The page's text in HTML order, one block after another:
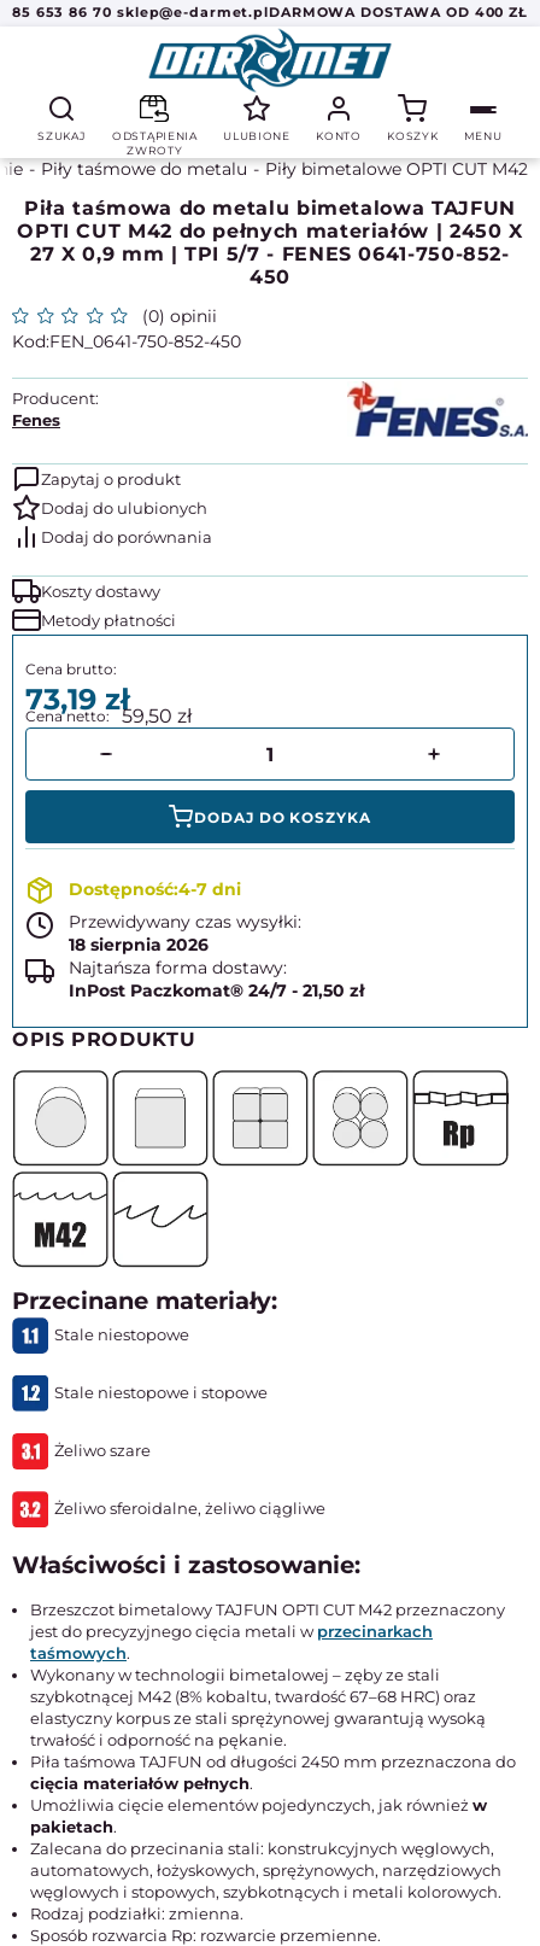
85 653 86 70 sklep@e-darmet.plDARMOWA DOSTAWA OD 400 ZŁ
SZUKAJ
ODSTĄPIENIA
ZWROTY
ULUBIONE KONTO KOSZYK MENU
Piły taśmowe do metalu Piły bimetalowe OPTI CUT M42
Piła taśmowa do metalu bimetalowa TAJFUN
OPTI CUT M42 do pełnych materiałów | 2450 X
27 X 0,9 mm | TPI 5/7 - FENES 0641-750-852-
450
(0) opinii
FEN_0641-750-852-450
Producent:
Fenes
Zapytaj o produkt
Koszty dostawy
Metody płatności
73,19 59,50
DODAJ DO KOSZYKA
4-7 dni
Przewidywany czas wysyłki:
18 sierpnia 2026
Najtańsza forma dostawy:
InPost Paczkomat® 24/7 - 21,50 zł
OPIS PRODUKTU
Przecinane materiały:
Stale niestopowe
Stale niestopowe i stopowe
Żeliwo szare
Żeliwo sferoidalne, żeliwo ciągliwe
Właściwości i zastosowanie:
Brzeszczot bimetalowy TAJFUN OPTI CUT M42 przeznaczony
jest do precyzyjnego cięcia metali wprzecinarkach
taśmowych.
Wykonany w technologii bimetalowej – zęby ze stali
szybkotnącej M42 (8% kobaltu, twardość 67–68 HRC) oraz
elastyczny korpus ze stali sprężynowej gwarantują wysoką
trwałość i odporność na pękanie.
Piła taśmowa TAJFUN od długości 2450 mm przeznaczona do
cięcia materiałów pełnych.
Umożliwia cięcie elementów pojedynczych, jak również w
pakietach.
Zalecana do przecinania stali: konstrukcyjnych węglowych,
automatowych, łożyskowych, sprężynowych, narzędziowych
węglowych i stopowych, szybkotnących i metali kolorowych.
Rodzaj podziałki: zmienna.
Sposób rozwarcia Rp: rozwarcie przemienne.